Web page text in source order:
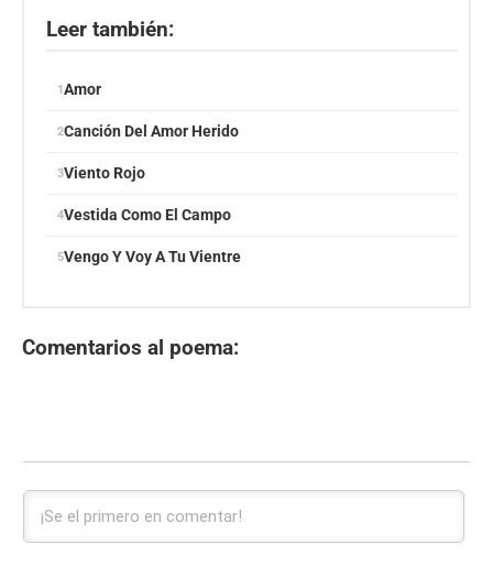
Leer también:
Amor
Canción Del Amor Herido
Viento Rojo
Vestida Como El Campo
Vengo Y Voy A Tu Vientre
Comentarios al poema: